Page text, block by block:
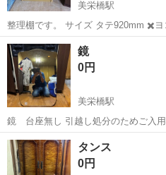
美栄橋駅
整理棚です。 サイズ タテ920mm ✖️ヨコ580mm ✖️400 宜しくお願いし
ます。
沖縄 那覇市
鏡
0円
美栄橋駅
鏡 台座無し 引越し処分のためご入用
サイズ タテ
沖縄 那覇市
タンス
0円